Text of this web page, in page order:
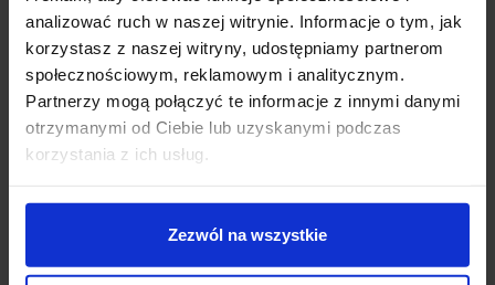
analizować ruch w naszej witrynie. Informacje o tym, jak
korzystasz z naszej witryny, udostępniamy partnerom
społecznościowym, reklamowym i analitycznym.
Partnerzy mogą połączyć te informacje z innymi danymi
otrzymanymi od Ciebie lub uzyskanymi podczas
korzystania z ich usług.
Zezwól na wszystkie
magnes 2x7W
516,60 zł
Zobacz szczegóły
319,80 zł
Zobacz szczegóły